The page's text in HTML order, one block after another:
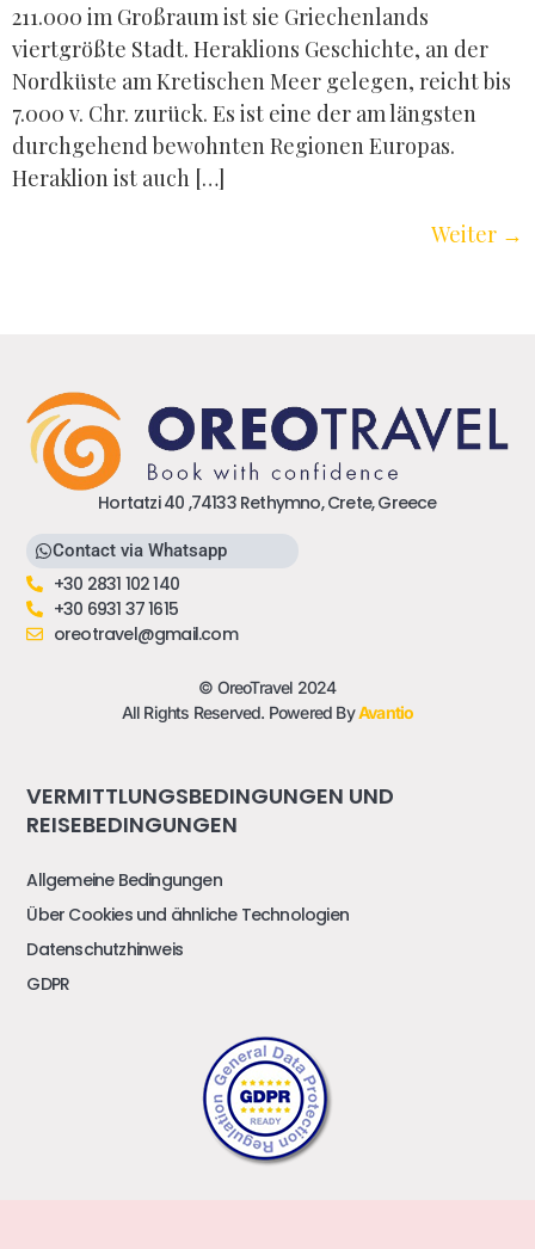
211.000 im Großraum ist sie Griechenlands
viertgrößte Stadt. Heraklions Geschichte, an der
Nordküste am Kretischen Meer gelegen, reicht bis
7.000 v. Chr. zurück. Es ist eine der am längsten
durchgehend bewohnten Regionen Europas.
Heraklion ist auch […]
Weiter →
Hortatzi 40 ,74133 Rethymno, Crete, Greece
Contact via Whatsapp
+30 2831 102 140
+30 6931 37 1615
oreotravel@gmail.com
© OreoTravel 2024
All Rights Reserved. Powered ByAvantio
VERMITTLUNGSBEDINGUNGEN UND
REISEBEDINGUNGEN
Allgemeine Bedingungen
Über Cookies und ähnliche Technologien
Datenschutzhinweis
GDPR